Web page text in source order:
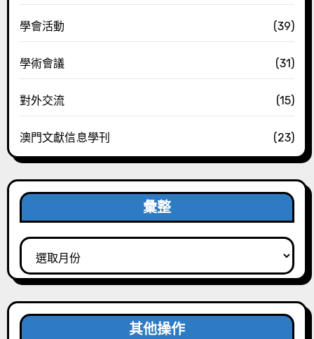
學會活動 (39)
學術會議 (31)
對外交流 (15)
澳門文獻信息學刊 (23)
彙整
彙
整
其他操作